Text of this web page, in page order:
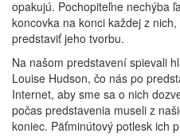
opakujú. Pochopiteľne nechýba
koncovka na konci každej z
predstaviť jeho tvorbu.
Na našom predstavení spievali
Louise Hudson, čo nás po
Internet, aby sme sa o nich
počas predstavenia museli z
koniec. Päťminútový potlesk ich